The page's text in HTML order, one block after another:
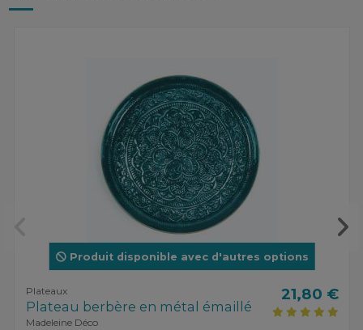
Produit disponible avec d'autres options
Plateaux
Plateau berbère en métal émaillé
Madeleine Déco
21,80 €